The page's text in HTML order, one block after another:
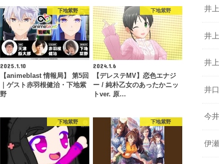
下地紫野
2025.1.10
【animeblast 情報局】 第5回
｜ゲスト赤羽根健治・下地紫
野
下地紫野
2024.1.6
【デレステMV】恋色エナジ
ー / 純朴乙女のあったかニッ
トver. 原…
下地紫野 下地紫野
井
井
井
井
今
伊